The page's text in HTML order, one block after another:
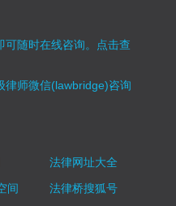
随时在线咨询。 点击查
律师微信(lawbridge)咨询
法律网址大全
间
法律桥搜狐号